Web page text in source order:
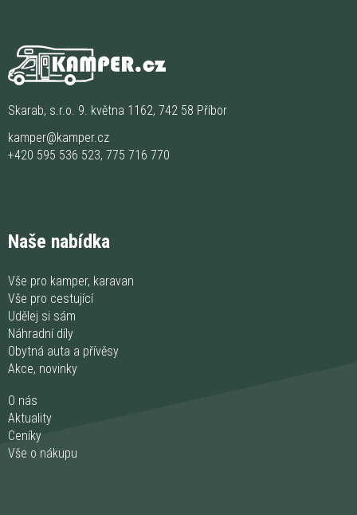
Skarab, s.r.o. 9. května 1162, 742 58 Příbor
kamper@kamper.cz
+420 595 536 523, 775 716 770
Naše nabídka
Vše pro kamper, karavan
Vše pro cestující
Udělej si sám
Náhradní díly
Obytná auta a přívěsy
Akce, novinky
O nás
Aktuality
Ceníky
Vše o nákupu